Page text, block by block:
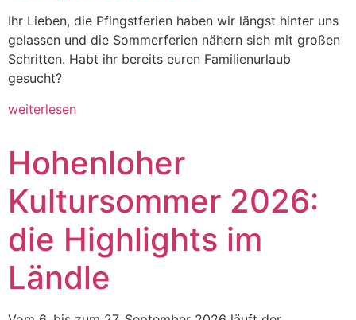
Ihr Lieben, die Pfingstferien haben wir längst hinter uns
gelassen und die Sommerferien nähern sich mit großen
Schritten. Habt ihr bereits euren Familienurlaub
gesucht?
weiterlesen
Hohenloher
Kultursommer 2026:
die Highlights im
Ländle